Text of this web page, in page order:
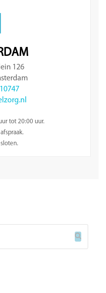
126
tot 20:00 uur.